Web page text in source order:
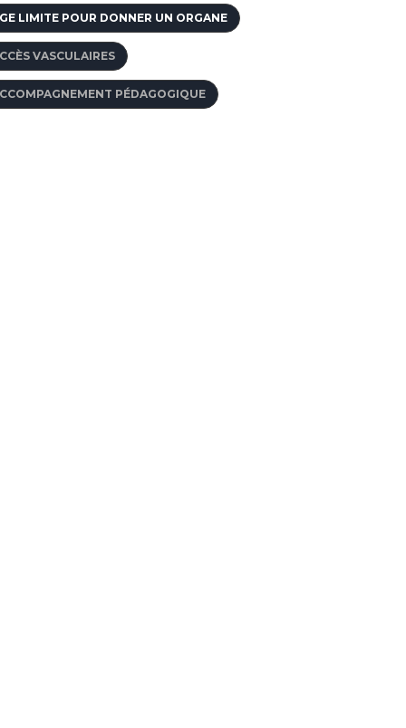
LIMITE POUR DONNER UN ORGANE
VASCULAIRES
PÉDAGOGIQUE